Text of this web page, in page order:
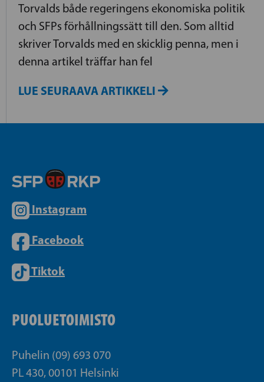
Torvalds både regeringens ekonomiska politik
och SFPs förhållningssätt till den. Som alltid
skriver Torvalds med en skicklig penna, men i
denna artikel träffar han fel
LUE SEURAAVA ARTIKKELI
Instagram
Facebook
Tiktok
PUOLUETOIMISTO
Puhelin (09) 693 070
PL 430, 00101 Helsinki